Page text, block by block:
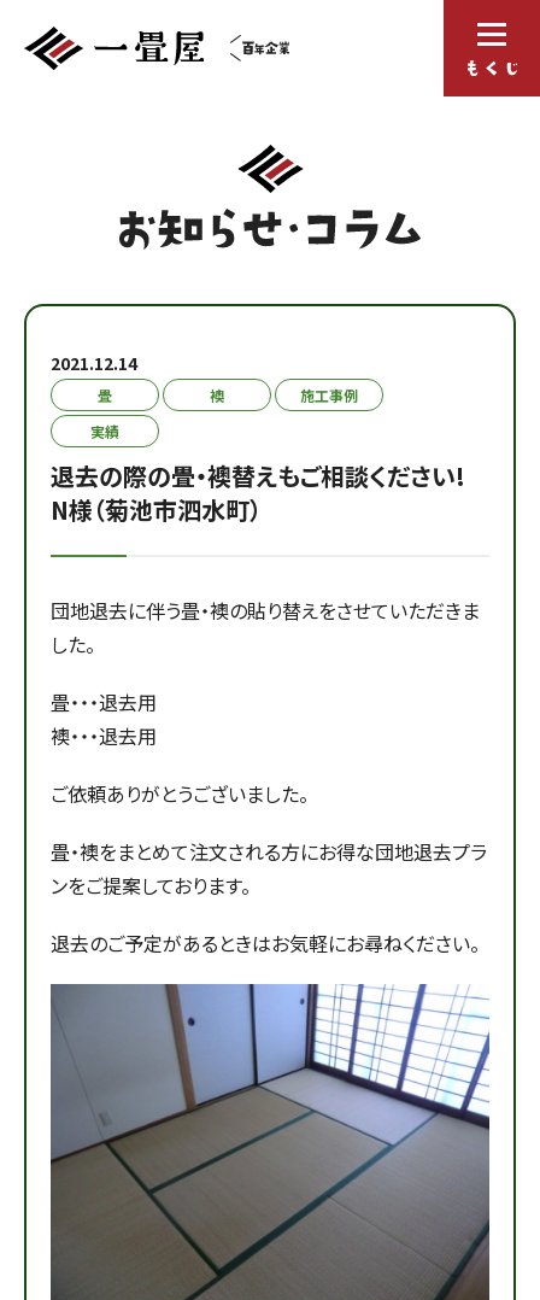
2021.12.14
畳 襖
施工事例
実績
退去の際の畳・襖替えもご相談ください!
N様（菊池市泗水町）
団地退去に伴う畳・襖の貼り替えをさせていただきま
した。
畳・・・退去用
襖・・・退去用
ご依頼ありがとうございました。
畳・襖をまとめて注文される方にお得な団地退去プラ
ンをご提案しております。
退去のご予定があるときはお気軽にお尋ねください。